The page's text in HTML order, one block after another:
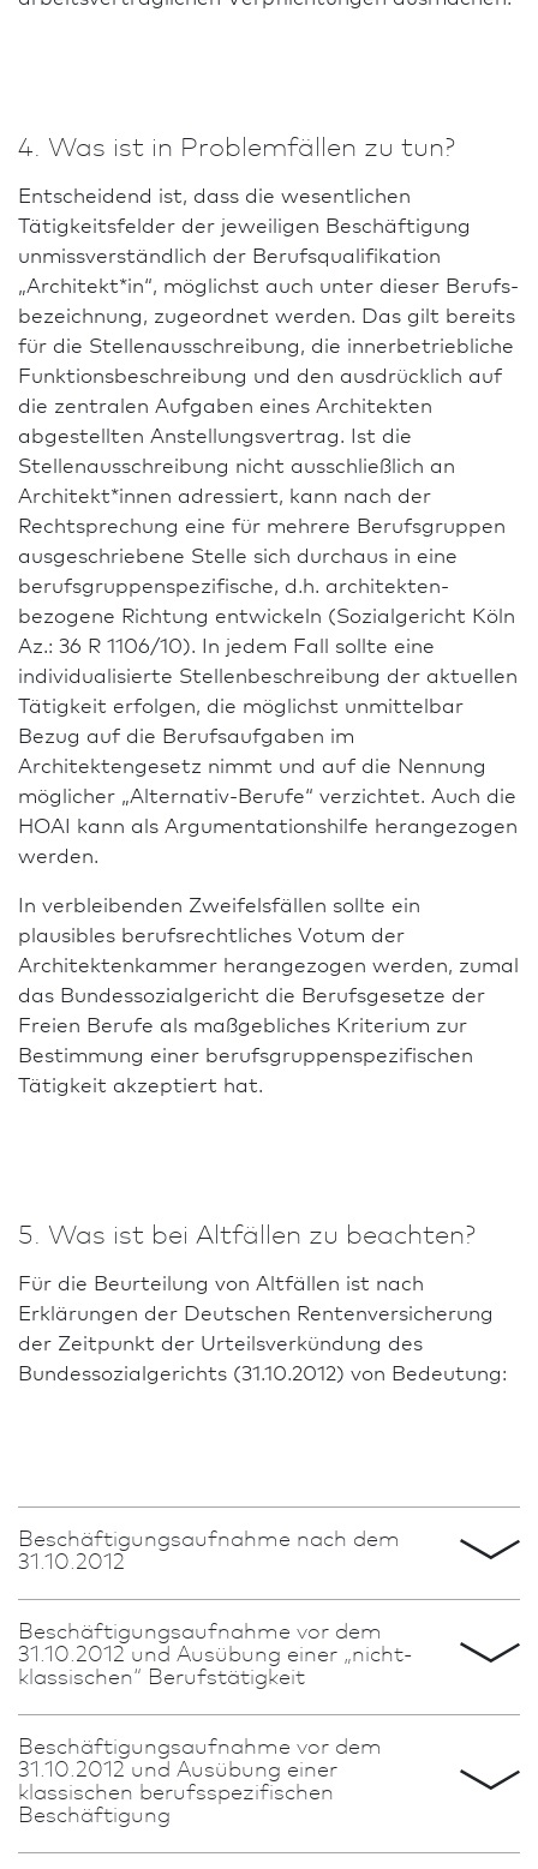
4. Was ist in Problemfällen zu tun?
Entscheidend ist, dass die wesentlichen
Tätigkeitsfelder der jeweiligen Beschäftigung
unmissverständlich der Berufs­qualifikation
„Architekt*in“, möglichst auch unter dieser Berufs­
bezeichnung, zugeordnet werden. Das gilt bereits
für die Stellenausschreibung, die innerbetriebliche
Funktionsbeschreibung und den ausdrücklich auf
die zentralen Aufgaben eines Architekten
abgestellten Anstellungsvertrag. Ist die
Stellenausschreibung nicht ausschließlich an
Architekt*innen adressiert, kann nach der
Rechtsprechung eine für mehrere Berufsgruppen
ausgeschriebene Stelle sich durchaus in eine
berufsgruppenspezifische, d.h. architekten­
bezogene Richtung entwickeln (Sozialgericht Köln
Az.: 36 R 1106/10). In jedem Fall sollte eine
individualisierte Stellenbeschreibung der aktuellen
Tätigkeit erfolgen, die möglichst unmittelbar
Bezug auf die Berufs­aufgaben im
Architektengesetz nimmt und auf die Nennung
möglicher „Alternativ-Berufe“ verzichtet. Auch die
HOAI kann als Argumentationshilfe herangezogen
werden.
In verbleibenden Zweifelsfällen sollte ein
plausibles berufsrechtliches Votum der
Architekten­kammer herangezogen werden, zumal
das Bundessozialgericht die Berufsgesetze der
Freien Berufe als maßgebliches Kriterium zur
Bestimmung einer berufsgruppenspezifischen
Tätigkeit akzeptiert hat.
5. Was ist bei Altfällen zu beachten?
Für die Beurteilung von Altfällen ist nach
Erklärungen der Deutschen Renten­versicherung
der Zeitpunkt der Urteilsverkündung des
Bundessozialgerichts (31.10.2012) von Be­deutung:
Beschäftigungsaufnahme nach dem
31.10.2012
Für jede neu aufgenommene Beschäftigung nach
dem 31.10.2012 ist ein Befreiungsverfahren
durchzuführen. Entscheidend ist, ob nach diesem
Datum eine wesentliche Änderung des
Tätigkeitsfeldes bei dem bisherigen Arbeitgeber
(z. B. Änderung des Arbeitsvertrages) oder sogar
ein Arbeitgeberwechsel stattgefunden hat. Dann
Beschäftigungsaufnahme vor dem
31.10.2012 und Ausübung einer „nicht-
klassischen“ Berufstätigkeit
Bei zurückliegenden Befreiungen mit
nachfolgendem Arbeitgeberwechsel oder
wesentlichen Änderungen der angestellten
Tätigkeit vor dem 31.10.2012 ist zu empfehlen, aus
Beschäftigungsaufnahme vor dem
31.10.2012 und Ausübung einer
klassischen berufsspezifischen
Beschäftigung